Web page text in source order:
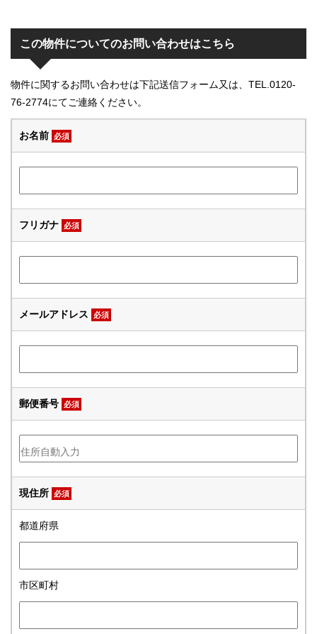
この物件についてのお問い合わせはこちら
物件に関するお問い合わせは下記送信フォーム又は、TEL.0120-
76-2774にてご連絡ください。
お名前 必須
フリガナ 必須
メールアドレス 必須
郵便番号 必須
現住所 必須
都道府県
市区町村